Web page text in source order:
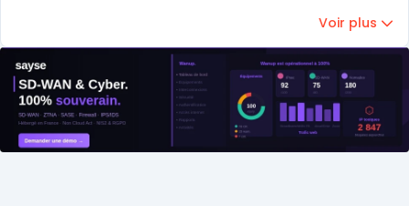
Voir plus